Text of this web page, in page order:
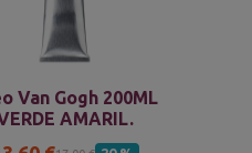
Van Gogh 200ML
AMARIL.